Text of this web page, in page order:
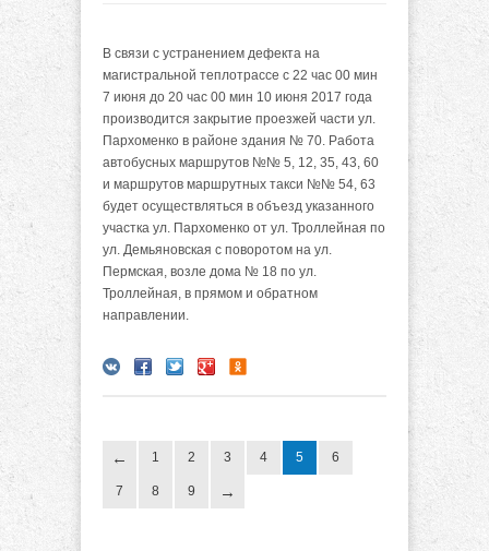
В связи с устранением дефекта на
магистральной теплотрассе с 22 час 00 мин
7 июня до 20 час 00 мин 10 июня 2017 года
производится закрытие проезжей части ул.
Пархоменко в районе здания № 70. Работа
автобусных маршрутов №№ 5, 12, 35, 43, 60
и маршрутов маршрутных такси №№ 54, 63
будет осуществляться в объезд указанного
участка ул. Пархоменко от ул. Троллейная по
ул. Демьяновская с поворотом на ул.
Пермская, возле дома № 18 по ул.
Троллейная, в прямом и обратном
направлении.
1 2 3 4 5 6
7 8 9